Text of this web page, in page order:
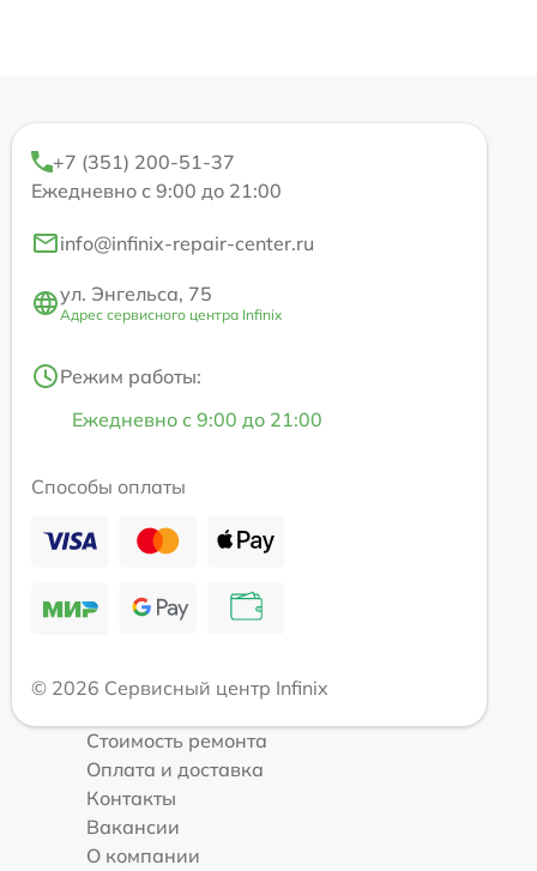
+7 (351) 200-51-37
Ежедневно с 9:00 до 21:00
info@infinix-repair-center.ru
ул. Энгельса, 75
Адрес сервисного центра Infinix
Режим работы:
Ежедневно с 9:00 до 21:00
Способы оплаты
© 2026 Сервисный центр Infinix
Стоимость ремонта
Оплата и доставка
Контакты
Вакансии
О компании